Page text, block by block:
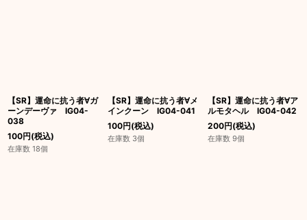
【SR】運命に抗う者∀ガ
ーンデーヴァ IG04-
038
100円(税込)
在庫数 18個
【SR】運命に抗う者∀メ
インクーン IG04-041
100円(税込)
在庫数 3個
【SR】運命に抗う者∀ア
ルモタヘル IG04-042
200円(税込)
在庫数 9個